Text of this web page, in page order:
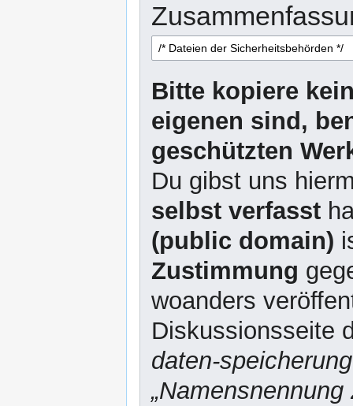
Bitte kopiere
eigenen sind,
geschützten
Du gibst uns
selbst verfasst
(public domain)
Zustimmung
woanders
Diskussionsseite
daten-